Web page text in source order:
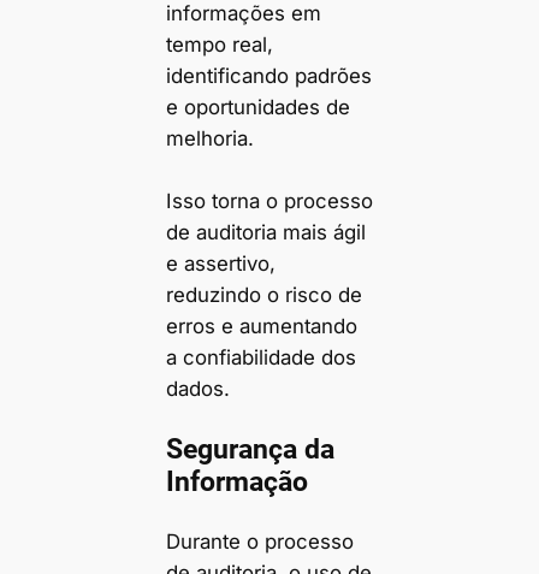
informações em
tempo real,
identificando padrões
e oportunidades de
melhoria.
Isso torna o processo
de auditoria mais ágil
e assertivo,
reduzindo o risco de
erros e aumentando
a confiabilidade dos
dados.
Segurança da
Informação
Durante o processo